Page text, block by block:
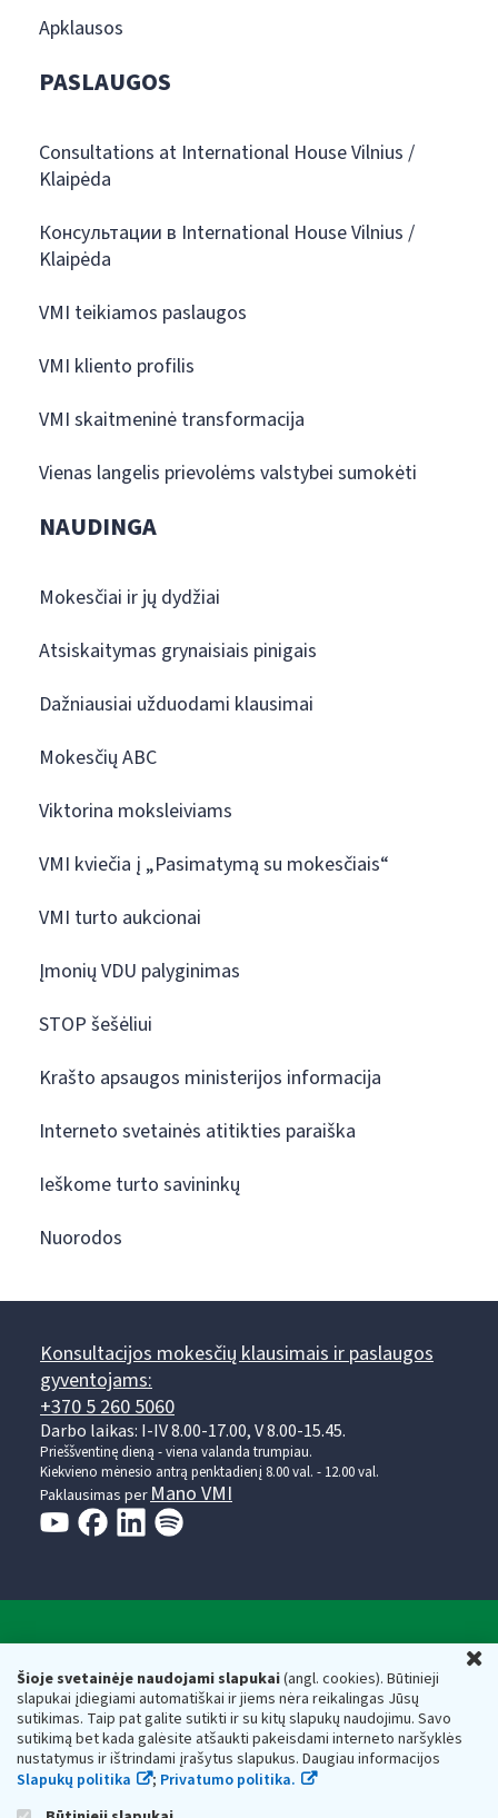
Šioje svetainėje naudojami slapukai(angl. cookies). Būtinieji
slapukai įdiegiami automatiškai ir jiems nėra reikalingas Jūsų
sutikimas. Taip pat galite sutikti ir su kitų slapukų naudojimu. Savo
sutikimą bet kada galėsite atšaukti pakeisdami interneto naršyklės
nustatymus ir ištrindami įrašytus slapukus. Daugiau informacijos
Slapukų politika
; Privatumo politika.
Apklausos
PASLAUGOS
Consultations at International House Vilnius /
Klaipėda
Консультации в International House Vilnius /
Klaipėda
VMI teikiamos paslaugos
VMI kliento profilis
VMI skaitmeninė transformacija
Vienas langelis prievolėms valstybei sumokėti
NAUDINGA
Mokesčiai ir jų dydžiai
Atsiskaitymas grynaisiais pinigais
Dažniausiai užduodami klausimai
Mokesčių ABC
Viktorina moksleiviams
VMI kviečia į „Pasimatymą su mokesčiais“
VMI turto aukcionai
Įmonių VDU palyginimas
STOP šešėliui
Krašto apsaugos ministerijos informacija
Interneto svetainės atitikties paraiška
Ieškome turto savininkų
Nuorodos
Konsultacijos mokesčių klausimais ir paslaugos
gyventojams:
+370 5 260 5060
Darbo laikas: I-IV 8.00-17.00, V 8.00-15.45.
Prieššventinę dieną - viena valanda trumpiau.
Kiekvieno mėnesio antrą penktadienį 8.00 val. - 12.00 val.
Paklausimas per Mano VMI
Respublikos finansų ministerijos
Biudžetinė įstaiga. Juridinio asmens kodas — 188659752,
adresas: Vasario 16-osios g. 14, 01107 Vilnius, Lietuva, el.paštas:
vmi@vmi.lt, E. pristatymo dėžutės adresas 188659752
Duomenys apie Valstybinę mokesčių inspekciją prie Lietuvos
Respublikos finansų ministerijos kaupiami ir saugomi Juridinių